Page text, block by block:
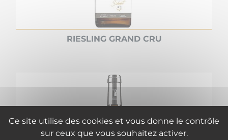
RIESLING GRAND CRU
Ce site utilise des cookies et vous donne le contrôle
sur ceux que vous souhaitez activer.